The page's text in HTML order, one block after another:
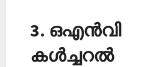
3. ഒഎന്‍വി
കള്‍ച്ചറല്‍